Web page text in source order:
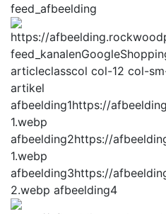
feed_afbeelding
feed_kanalen
articleclasscol col-12 col-
artikel
afbeelding1https://
1.webp
afbeelding2https://
1.webp
afbeelding3https://
2.webp afbeelding4